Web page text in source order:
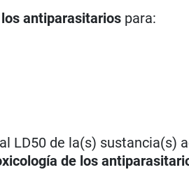
antiparasitarios para:
LD50 de la(s) sustancia(s)
de los